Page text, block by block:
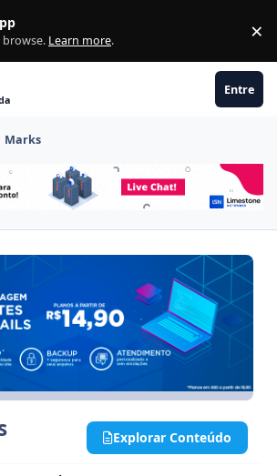
Learn more. ×
Entre
Marks
Explorar Conteúdo